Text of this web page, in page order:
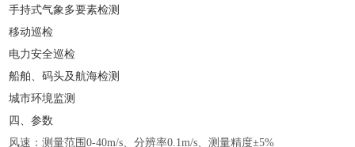
手持式气象多要素检测
移动巡检
电力安全巡检
船舶、码头及航海检测
城市环境监测
四、参数
风速：测量范围0-40m/s、分辨率0.1m/s、测量精度±5%